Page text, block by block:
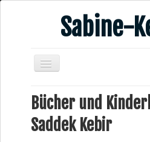
Sabine-
Home
Leben & Arbeit
Publikationen
Bücher und
Saddek Kebir